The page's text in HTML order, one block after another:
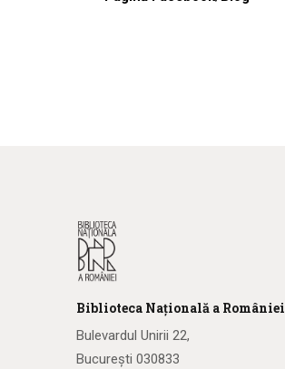
Biblioteca Națională a României
Bulevardul Unirii 22,
București 030833